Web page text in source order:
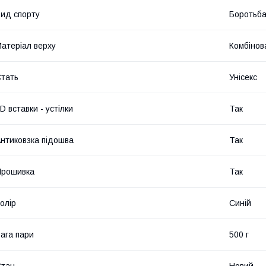
спорту Боротьба
верху
Унісекс
вставки - устілки Так
підошва Так
Так
Синій
пари 500 г